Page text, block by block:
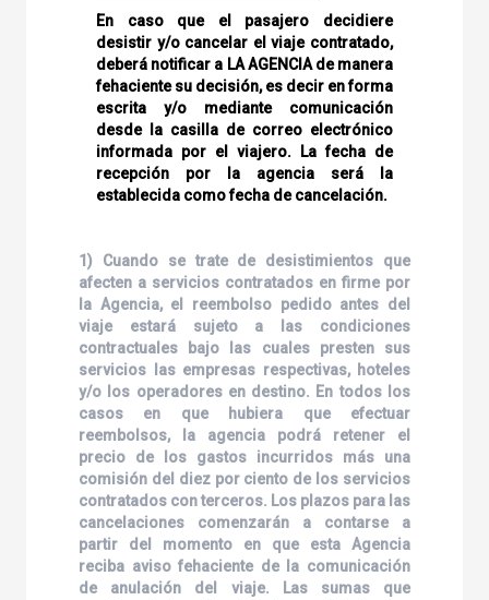
En caso que el pasajero decidiere
desistir y/o cancelar el viaje contratado,
deberá notificar a LA AGENCIA de manera
fehaciente su decisión, es decir en forma
escrita y/o mediante comunicación
desde la casilla de correo electrónico
informada por el viajero. La fecha de
recepción por la agencia será la
establecida como fecha de cancelación.
1) Cuando se trate de desistimientos que
afecten a servicios contratados en firme por
la Agencia, el reembolso pedido antes del
viaje estará sujeto a las condiciones
contractuales bajo las cuales presten sus
servicios las empresas respectivas, hoteles
y/o los operadores en destino. En todos los
casos en que hubiera que efectuar
reembolsos, la agencia podrá retener el
precio de los gastos incurridos más una
comisión del diez por ciento de los servicios
contratados con terceros. Los plazos para las
cancelaciones comenzarán a contarse a
partir del momento en que esta Agencia
reciba aviso fehaciente de la comunicación
de anulación del viaje. Las sumas que